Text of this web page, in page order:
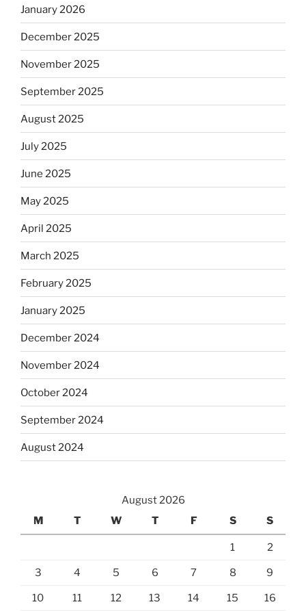
January 2026
December 2025
November 2025
September 2025
August 2025
July 2025
June 2025
May 2025
April 2025
March 2025
February 2025
January 2025
December 2024
November 2024
October 2024
September 2024
August 2024
August 2026
M
T W T F S S
1 2
3 4 5 6 7 8 9
10 11 12 13 14 15 16